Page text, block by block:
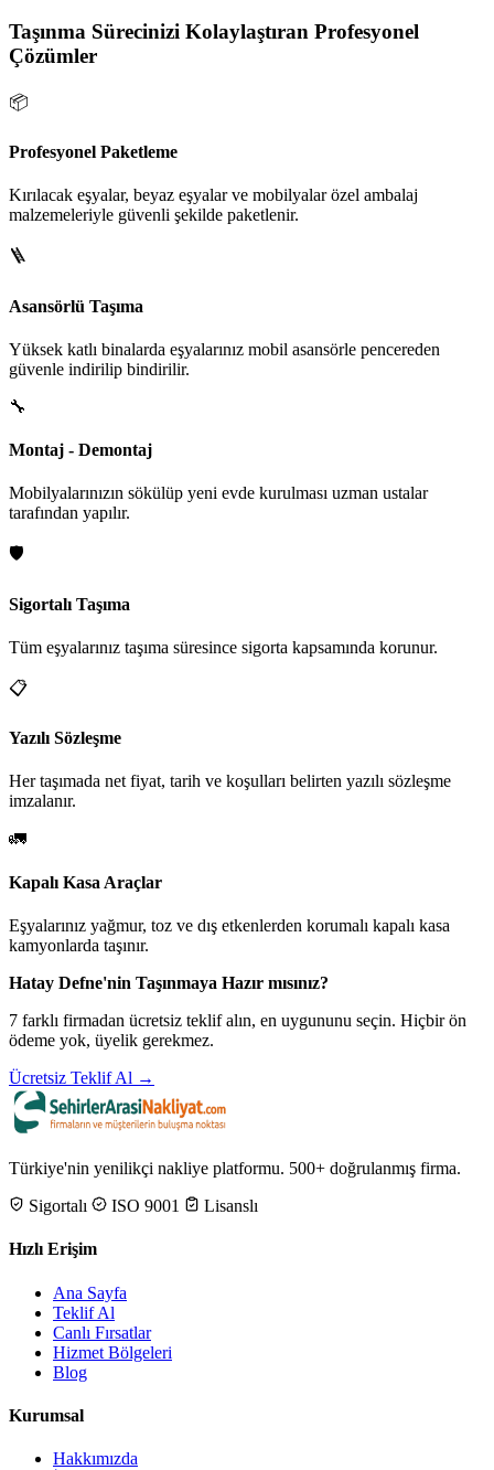
Taşınma Sürecinizi Kolaylaştıran Profesyonel
Çözümler
📦
Profesyonel Paketleme
Kırılacak eşyalar, beyaz eşyalar ve mobilyalar özel ambalaj
malzemeleriyle güvenli şekilde paketlenir.
🪜
Asansörlü Taşıma
Yüksek katlı binalarda eşyalarınız mobil asansörle pencereden
güvenle indirilip bindirilir.
🔧
Montaj - Demontaj
Mobilyalarınızın sökülüp yeni evde kurulması uzman ustalar
tarafından yapılır.
🛡️
Sigortalı Taşıma
Tüm eşyalarınız taşıma süresince sigorta kapsamında korunur.
📋
Yazılı Sözleşme
Her taşımada net fiyat, tarih ve koşulları belirten yazılı sözleşme
imzalanır.
🚛
Kapalı Kasa Araçlar
Eşyalarınız yağmur, toz ve dış etkenlerden korumalı kapalı kasa
kamyonlarda taşınır.
Hatay Defne'nin Taşınmaya Hazır mısınız?
7 farklı firmadan ücretsiz teklif alın, en uygununu seçin. Hiçbir ön
ödeme yok, üyelik gerekmez.
Ücretsiz Teklif Al →
Türkiye'nin yenilikçi nakliye platformu. 500+ doğrulanmış firma.
Sigortalı
ISO 9001 Lisanslı
Hızlı Erişim
Ana Sayfa
Teklif Al
Canlı Fırsatlar
Hizmet Bölgeleri
Blog
Kurumsal
Hakkımızda